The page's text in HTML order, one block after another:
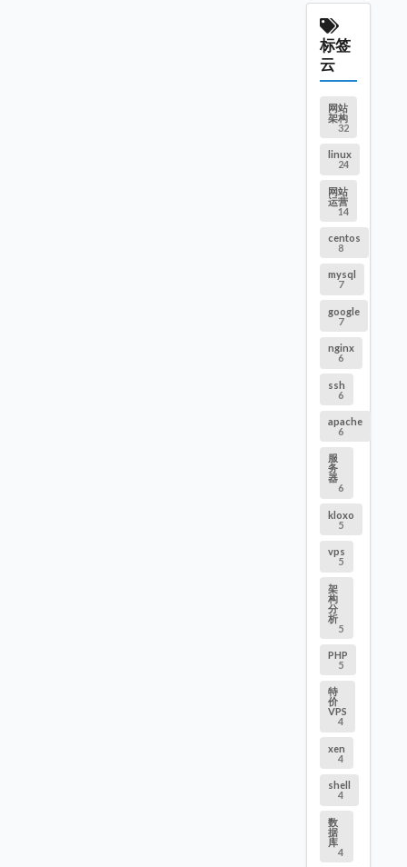
标签
云
网站
架构
32
linux
24
网站
运营
14
centos
8
mysql
7
google
7
nginx
6
ssh
6
apache
6
服
务
器
6
kloxo
5
vps
5
架
构
分
析
5
PHP
5
特
价
VPS
4
xen
4
shell
4
数
据
库
4